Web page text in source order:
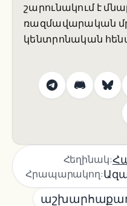
շարունակում է
ռազմավարական
կենտրոնական
Հեղինակ:
Հրապարակող: